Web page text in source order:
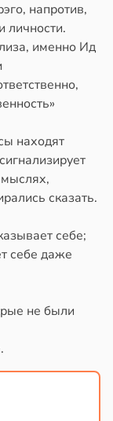
напротив,
личности.
именно Ид
находят
сказать.
себе;
себе даже
не были